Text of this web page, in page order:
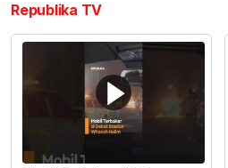
Republika TV